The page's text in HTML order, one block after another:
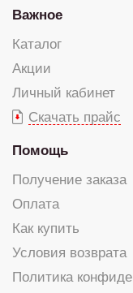
Важное
Каталог
Акции
Личный кабинет
Скачать прайс
Помощь
Получение заказа
Оплата
Как купить
Условия возврата
Политика